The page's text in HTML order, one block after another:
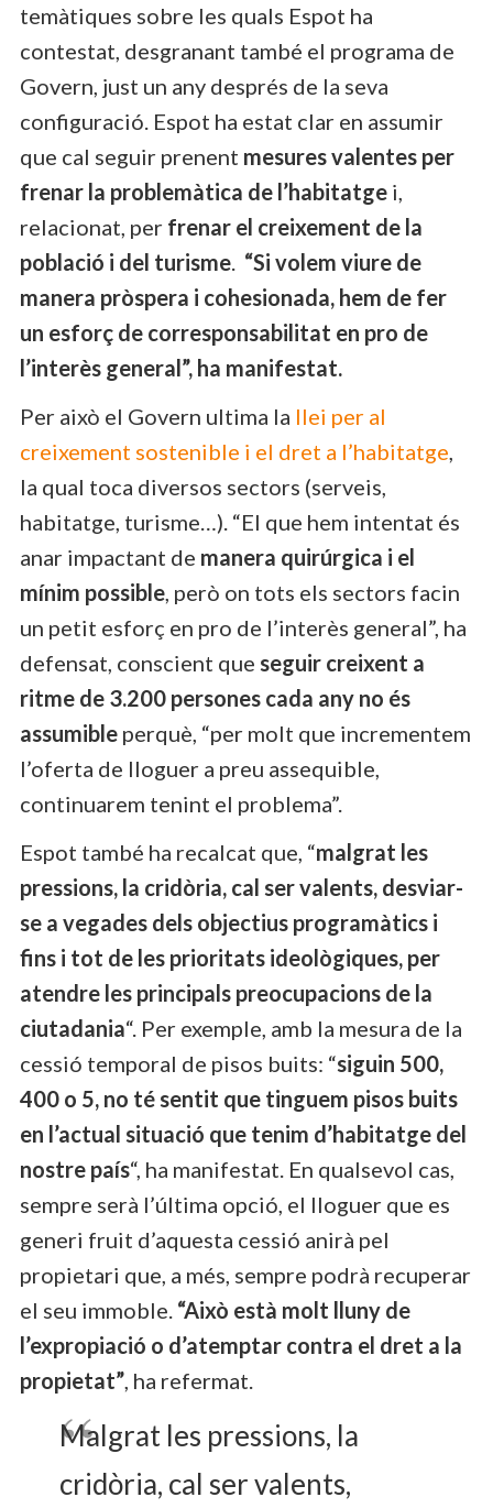
temàtiques sobre les quals Espot ha
contestat, desgranant també el programa de
Govern, just un any després de la seva
configuració. Espot ha estat clar en assumir
que cal seguir prenent mesures valentes per
frenar la problemàtica de l’habitatge i,
relacionat, per frenar el creixement de la
població i del turisme. “Si volem viure de
manera pròspera i cohesionada, hem de fer
un esforç de corresponsabilitat en pro de
l’interès general”, ha manifestat.
Per això el Govern ultima la llei per al
creixement sostenible i el dret a l’habitatge,
la qual toca diversos sectors (serveis,
habitatge, turisme…). “El que hem intentat és
anar impactant de manera quirúrgica i el
mínim possible, però on tots els sectors facin
un petit esforç en pro de l’interès general”, ha
defensat, conscient que seguir creixent a
ritme de 3.200 persones cada any no és
assumible perquè, “per molt que incrementem
l’oferta de lloguer a preu assequible,
continuarem tenint el problema”.
Espot també ha recalcat que, “malgrat les
pressions, la cridòria, cal ser valents, desviar-
se a vegades dels objectius programàtics i
fins i tot de les prioritats ideològiques, per
atendre les principals preocupacions de la
ciutadania“. Per exemple, amb la mesura de la
cessió temporal de pisos buits: “siguin 500,
400 o 5, no té sentit que tinguem pisos buits
en l’actual situació que tenim d’habitatge del
nostre país“, ha manifestat. En qualsevol cas,
sempre serà l’última opció, el lloguer que es
generi fruit d’aquesta cessió anirà pel
propietari que, a més, sempre podrà recuperar
el seu immoble. “Això està molt lluny de
l’expropiació o d’atemptar contra el dret a la
propietat”, ha refermat.
Malgrat les pressions, la
cridòria, cal ser valents,